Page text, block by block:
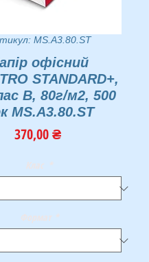
MS.A3.80.ST
офісний
STANDARD+,
B, 80г/м2, 500
MS.A3.80.ST
370,00 ₴Ціна
Клас *
Формат *